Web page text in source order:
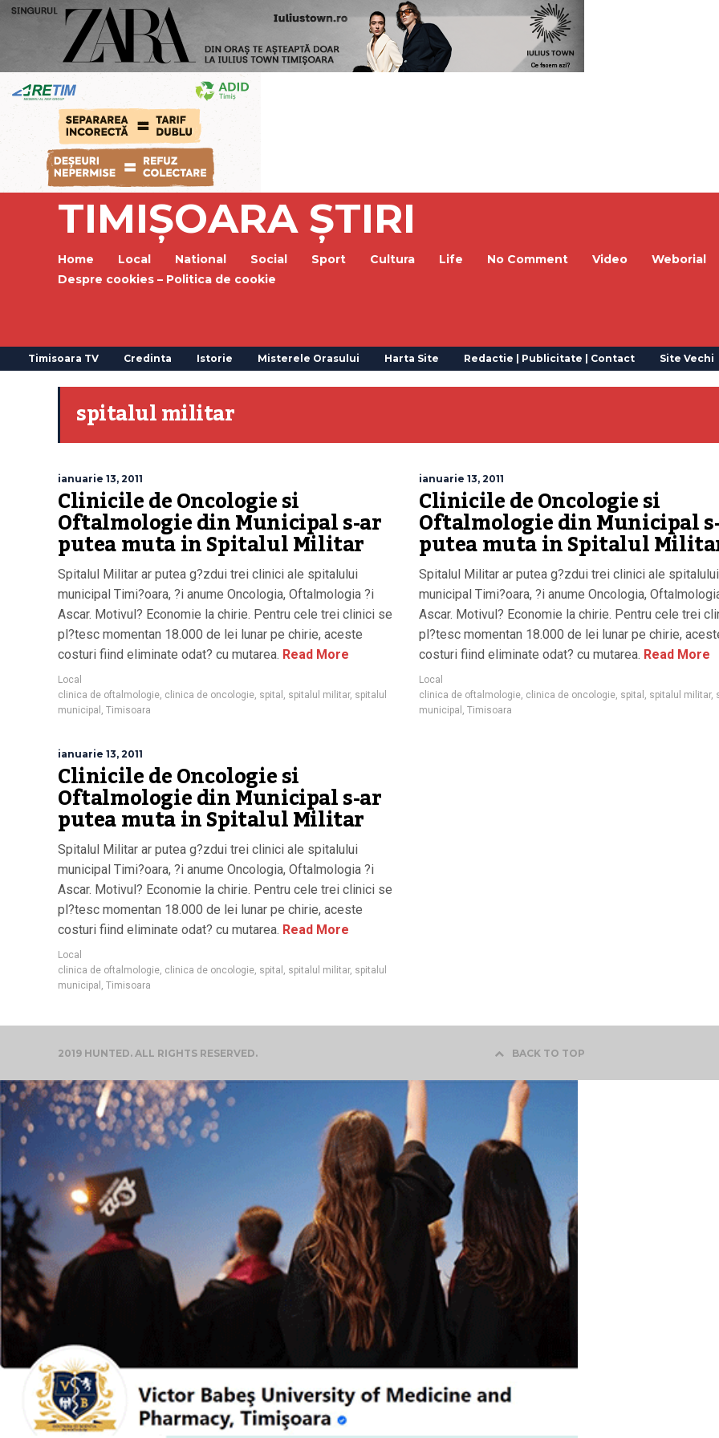
TIMIȘOARA ȘTIRI
Home Local National Social Sport Cultura Life No Comment Video Weborial
Despre cookies – Politica de cookie
Timisoara TV Credinta Istorie Misterele Orasului Harta Site Redactie | Publicitate | Contact Site Vechi
spitalul militar
ianuarie 13, 2011
Clinicile de Oncologie si
Oftalmologie din Municipal s-ar
putea muta in Spitalul Militar
Spitalul Militar ar putea g?zdui trei clinici ale spitalului
municipal Timi?oara, ?i anume Oncologia, Oftalmologia ?i
Ascar. Motivul? Economie la chirie. Pentru cele trei clinici se
pl?tesc momentan 18.000 de lei lunar pe chirie, aceste
costuri fiind eliminate odat? cu mutarea. Read More
Local
clinica de oftalmologie, clinica de oncologie, spital , spitalul militar, spitalul
municipal , Timisoara
ianuarie 13, 2011
Clinicile de Oncologie si
Oftalmologie din Municipal
putea muta in Spitalul
Spitalul Militar ar putea g?zdui trei clinici ale spitalului
municipal Timi?oara, ?i anume Oncologia,
Ascar. Motivul? Economie la chirie. Pentru cele trei
pl?tesc momentan 18.000 de lei lunar pe chirie,
costuri fiind eliminate odat? cu mutarea. Read More
Local
clinica de oftalmologie, clinica de oncologie, spital , spitalul militar,
municipal , Timisoara
ianuarie 13, 2011
Clinicile de Oncologie si
Oftalmologie din Municipal s-ar
putea muta in Spitalul Militar
Spitalul Militar ar putea g?zdui trei clinici ale spitalului
municipal Timi?oara, ?i anume Oncologia, Oftalmologia ?i
Ascar. Motivul? Economie la chirie. Pentru cele trei clinici se
pl?tesc momentan 18.000 de lei lunar pe chirie, aceste
costuri fiind eliminate odat? cu mutarea. Read More
Local
clinica de oftalmologie, clinica de oncologie, spital , spitalul militar, spitalul
municipal , Timisoara
2019 HUNTED. ALL RIGHTS RESERVED. BACK TO TOP